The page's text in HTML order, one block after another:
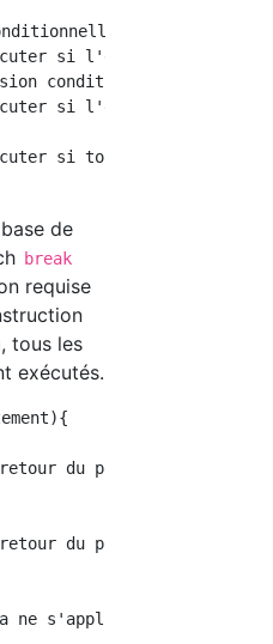
1){
si l'expression
conditionnelle 2){
si l'expression
si toutes les
de
break
requise
tous les
exécutés.
du processus est 1,
du processus est une
s'applique à aucun cas